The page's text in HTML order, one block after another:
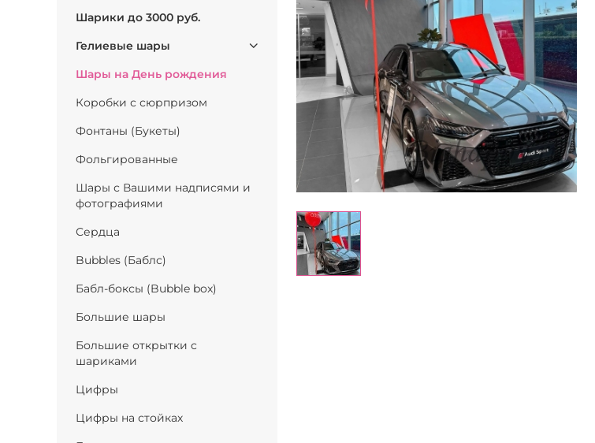
Шарики до 3000 руб.
Гелиевые шары
Шары на День рождения
Коробки с сюрпризом
Фонтаны (Букеты)
Фольгированные
Шары с Вашими надписями и
фотографиями
Сердца
Bubbles (Баблс)
Бабл-боксы (Bubble box)
Большие шары
Большие открытки с
шариками
Цифры
Цифры на стойках